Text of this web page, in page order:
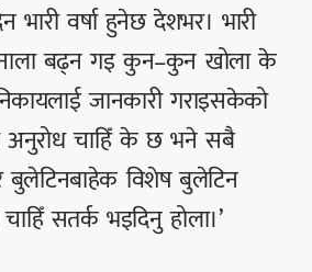
भारी वर्षा हुनेछ देशभर। भारी
बढ्न गइ कुन–कुन खोला के
जानकारी गराइसकेको
अनुरोध चाहिँ के छ भने सबै
विशेष बुलेटिन
सतर्क भइदिनु होला।’